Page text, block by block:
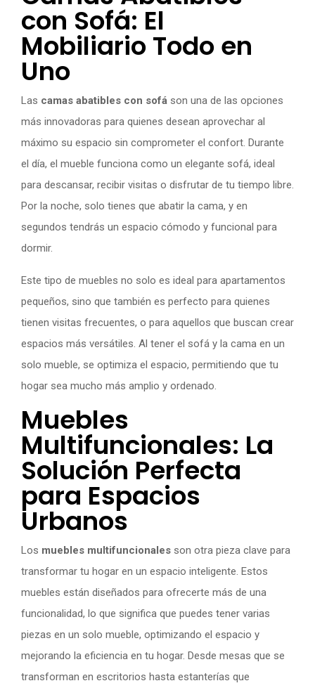
con Sofá: El
Mobiliario Todo en
Uno
Las camas abatibles con sofá son una de las opciones
más innovadoras para quienes desean aprovechar al
máximo su espacio sin comprometer el confort. Durante
el día, el mueble funciona como un elegante sofá, ideal
para descansar, recibir visitas o disfrutar de tu tiempo libre.
Por la noche, solo tienes que abatir la cama, y en
segundos tendrás un espacio cómodo y funcional para
dormir.
Este tipo de muebles no solo es ideal para apartamentos
pequeños, sino que también es perfecto para quienes
tienen visitas frecuentes, o para aquellos que buscan crear
espacios más versátiles. Al tener el sofá y la cama en un
solo mueble, se optimiza el espacio, permitiendo que tu
hogar sea mucho más amplio y ordenado.
Muebles
Multifuncionales: La
Solución Perfecta
para Espacios
Urbanos
Los muebles multifuncionales son otra pieza clave para
transformar tu hogar en un espacio inteligente. Estos
muebles están diseñados para ofrecerte más de una
funcionalidad, lo que significa que puedes tener varias
piezas en un solo mueble, optimizando el espacio y
mejorando la eficiencia en tu hogar. Desde mesas que se
transforman en escritorios hasta estanterías que